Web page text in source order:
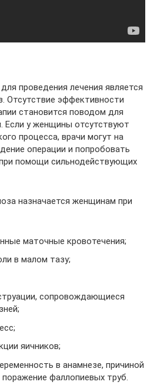
проведения лечения является
Отсутствие эффективности
становится поводом для
Если у женщины отсутствуют
процесса, врачи могут на
операции и попробовать
помощи сильнодействующих
назначается женщинам при
маточные кровотечения;
в малом тазу;
сопровождающиеся
яичников;
в анамнезе, причиной
фаллопиевых труб.